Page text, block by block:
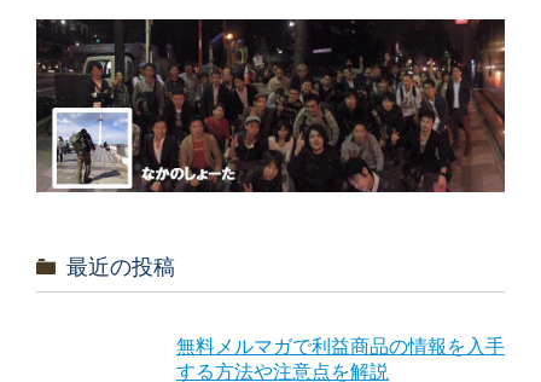
最近の投稿
無料メルマガで利益商品の情報を入手
する方法や注意点を解説